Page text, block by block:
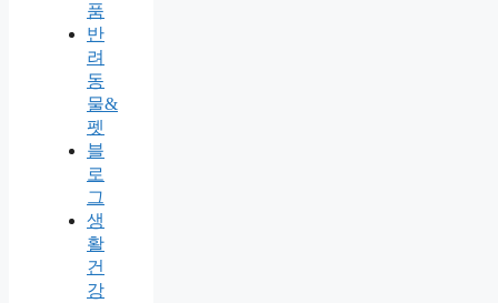
품
반
려
동
물&
펫
블
로
그
생
활
건
강